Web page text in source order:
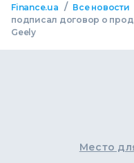
Finance.ua / Все новости
подписал договор о
Geely
Место